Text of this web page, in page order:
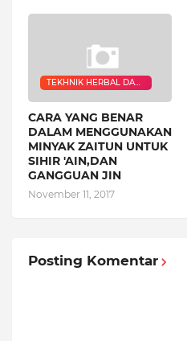
TEKHNIK HERBAL DAN
CARA YANG BENAR
DALAM MENGGUNAKAN
MINYAK ZAITUN UNTUK
SIHIR 'AIN,DAN
GANGGUAN JIN
November 11, 2017
Posting Komentar